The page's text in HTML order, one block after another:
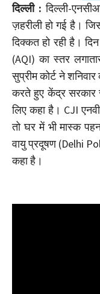
दिल्ली : दिल्ली-
ज़हरीली हो गई है।
दिक्कत हो रही है।
(AQI) का स्तर
सुप्रीम कोर्ट ने
करते हुए केंद्र
लिए कहा है। CJI
तो घर में भी मास्क
वायु प्रदूषण (Delhi
कहा है।